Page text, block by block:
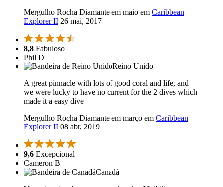
Mergulho Rocha Diamante em maio em Caribbean
Explorer II 26 mai, 2017
8,8 Fabuloso
Phil D
Reino Unido
A great pinnacle with lots of good coral and life, and
we were lucky to have no current for the 2 dives which
made it a easy dive
Mergulho Rocha Diamante em março em Caribbean
Explorer II 08 abr, 2019
9,6 Excepcional
Cameron B
Canadá